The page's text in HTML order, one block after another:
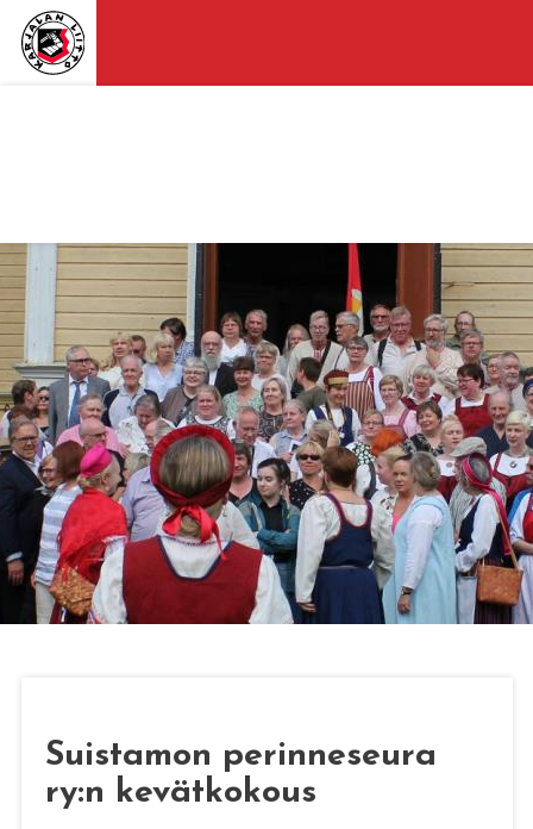
Suistamon perinneseura
ry:n kevätkokous